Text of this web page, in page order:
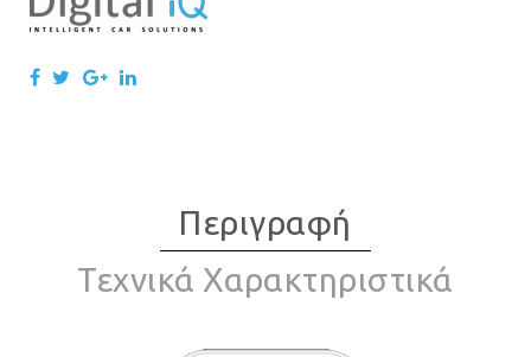
Περιγραφή
Τεχνικά Χαρακτηριστικά